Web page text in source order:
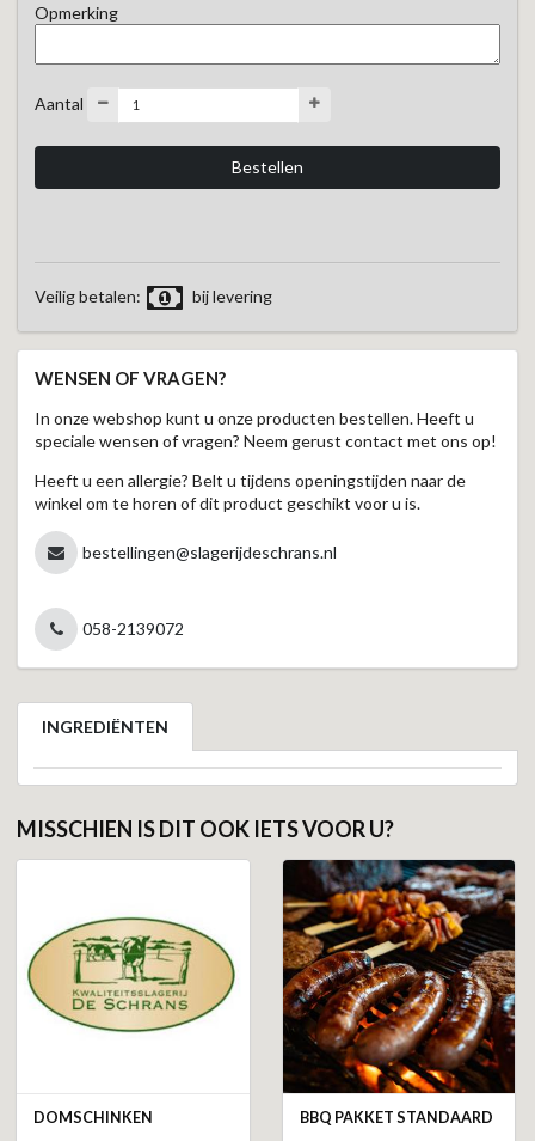
Opmerking
Aantal
Veilig betalen: bij levering
WENSEN OF VRAGEN?
In onze webshop kunt u onze producten bestellen. Heeft u
speciale wensen of vragen? Neem gerust contact met ons op!
Heeft u een allergie? Belt u tijdens openingstijden naar de
winkel om te horen of dit product geschikt voor u is.
bestellingen@slagerijdeschrans.nl
058-2139072
INGREDIËNTEN
MISSCHIEN IS DIT OOK IETS VOOR U?
DOMSCHINKEN BBQ PAKKET STANDAARD